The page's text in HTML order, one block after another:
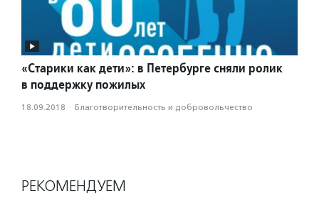
«Старики как дети»: в Петербурге сняли ролик
в поддержку пожилых
18.09.2018 · Благотвори­тель­ность и доброволь­чест­во
РЕКОМЕНДУЕМ